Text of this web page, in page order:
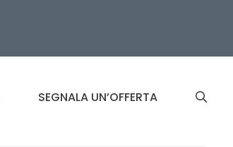
SEGNALA UN’OFFERTA